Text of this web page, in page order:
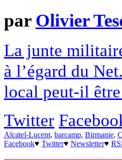
par Olivier
La junte
à l’égard du
local peut-il
Twitter
Alcatel-Lucent, barcamp, Birmanie,
Facebook♥ Twitter♥ Newsletter♥